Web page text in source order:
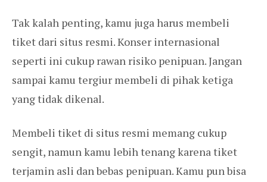
Tak kalah penting, kamu juga harus membeli
tiket dari situs resmi. Konser internasional
seperti ini cukup rawan risiko penipuan. Jangan
sampai kamu tergiur membeli di pihak ketiga
yang tidak dikenal.
Membeli tiket di situs resmi memang cukup
sengit, namun kamu lebih tenang karena tiket
terjamin asli dan bebas penipuan. Kamu pun bisa